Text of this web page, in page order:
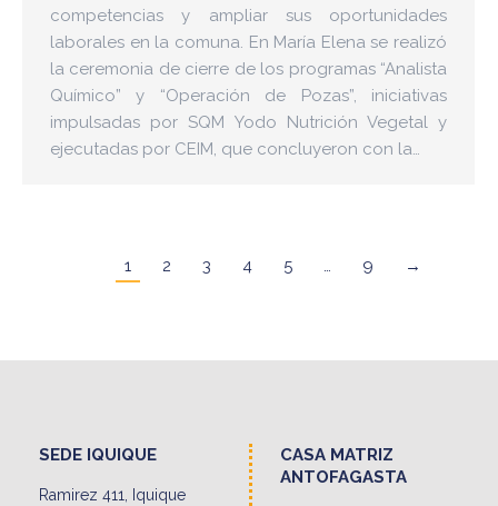
competencias y ampliar sus oportunidades
laborales en la comuna. En María Elena se realizó
la ceremonia de cierre de los programas “Analista
Químico” y “Operación de Pozas”, iniciativas
impulsadas por SQM Yodo Nutrición Vegetal y
ejecutadas por CEIM, que concluyeron con la…
1 2 3 4 5 9 →
SEDE IQUIQUE
Ramirez 411, Iquique
CASA MATRIZ
ANTOFAGASTA